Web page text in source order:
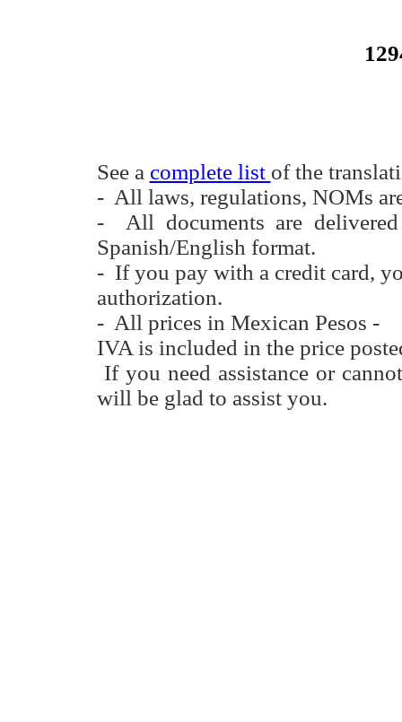
See a complete list of the
- All laws, regulations, NOMs
- All documents are
Spanish/English format.
- If you pay with a credit card,
authorization.
- All prices in Mexican Pesos -
IVA is included in the price
If you need assistance or
will be glad to assist you.